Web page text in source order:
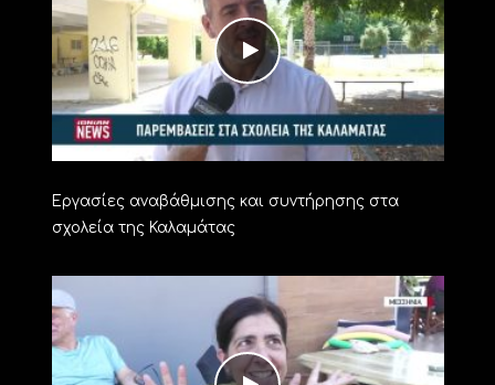
Εργασίες αναβάθμισης και συντήρησης στα
σχολεία της Καλαμάτας